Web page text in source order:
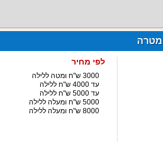
מטרה
לפי מחיר
3000 ש"ח ומטה ללילה
עד 4000 ש"ח ללילה
עד 5000 ש"ח ללילה
5000 ש"ח ומעלה ללילה
8000 ש"ח ומעלה ללילה